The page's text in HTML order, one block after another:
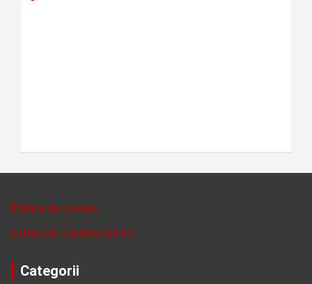
Politica de cookies
Politica de confidentalitate
Categorii